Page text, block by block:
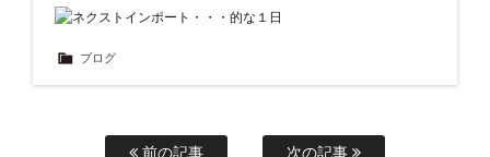
ブログ
前の記事 次の記事